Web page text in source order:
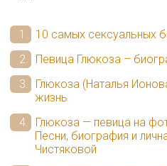
10 самых сексуальных
Певица Глюкоза –
Глюкоза (Наталья
жизнь
Глюкоза — певица на
Песни, биография и
Чистяковой